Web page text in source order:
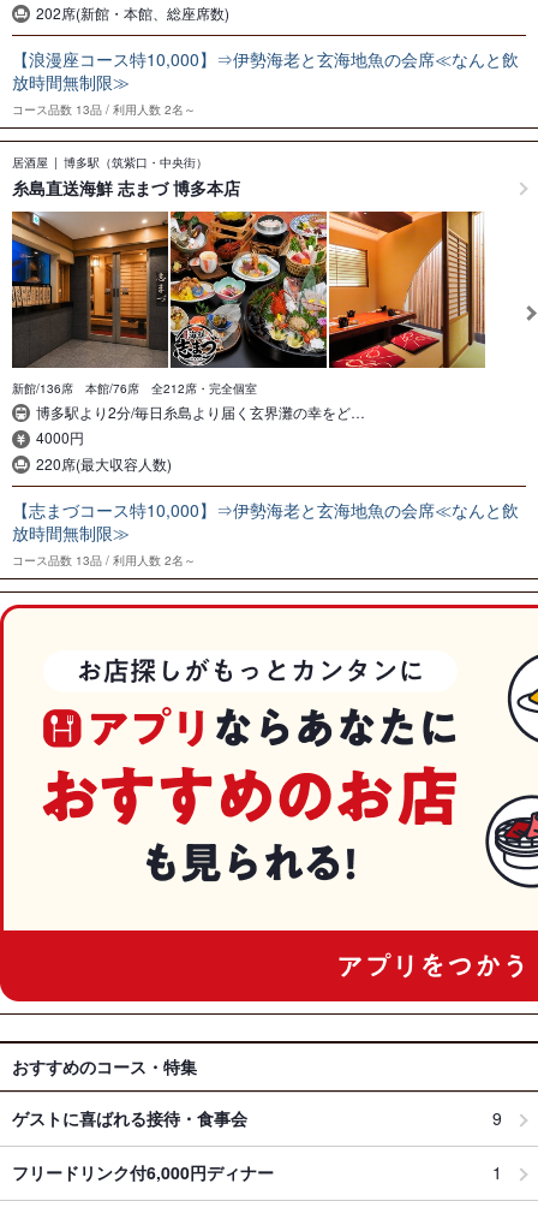
202席(新館・本館、総座席数)
【浪漫座コース特10,000】⇒伊勢海老と玄海地魚の会席≪なんと飲
放時間無制限≫
コース品数 13品 利用人数 2名～
居酒屋 博多駅（筑紫口・中央街）
糸島直送海鮮 志まづ 博多本店
新館/136席 本館/76席 全212席・完全個室
博多駅より2分/毎日糸島より届く玄界灘の幸をど…
4000円
220席(最大収容人数)
【志まづコース特10,000】⇒伊勢海老と玄海地魚の会席≪なんと飲
放時間無制限≫
コース品数 13品 利用人数 2名～
おすすめのコース・特集
ゲストに喜ばれる接待・食事会 9
フリードリンク付6,000円ディナー 1